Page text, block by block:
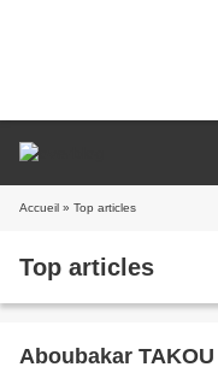
Accueil » Top articles
Top articles
Aboubakar